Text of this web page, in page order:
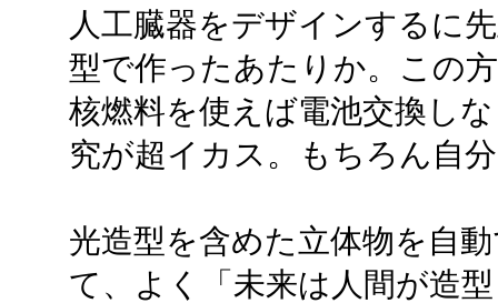
人工臓器をデザインするに
型で作ったあたりか。この
核燃料を使えば電池交換し
究が超イカス。もちろん自
光造型を含めた立体物を自
て、よく「未来は人間が造